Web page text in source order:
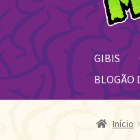
GIBIS
BLOGÃO
Início